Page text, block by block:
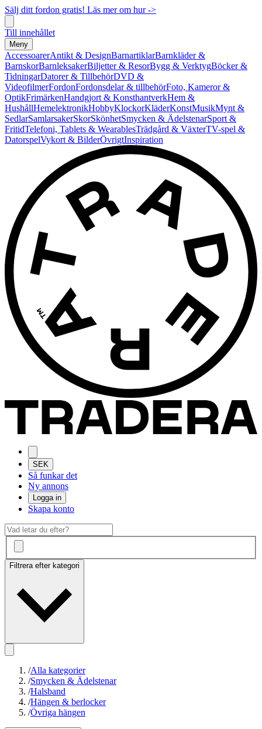
Sälj ditt fordon gratis! Läs mer om hur ->
Till innehållet
Meny
AccessoarerAntikt & DesignBarnartiklarBarnkläder &
BarnskorBarnleksakerBiljetter & ResorBygg & VerktygBöcker &
TidningarDatorer & TillbehörDVD &
VideofilmerFordonFordonsdelar & tillbehörFoto, Kameror &
OptikFrimärkenHandgjort & KonsthantverkHem &
HushållHemelektronikHobbyKlockorKläderKonstMusikMynt &
SedlarSamlarsakerSkorSkönhetSmycken & ÄdelstenarSport &
FritidTelefoni, Tablets & WearablesTrädgård & VäxterTV-spel &
DatorspelVykort & BilderÖvrigtInspiration
SEK
Så funkar det
Ny annons
Logga in
Skapa konto
Filtrera efter kategori
/Alla kategorier
/Smycken & Ädelstenar
/Halsband
/Hängen & berlocker
/Övriga hängen